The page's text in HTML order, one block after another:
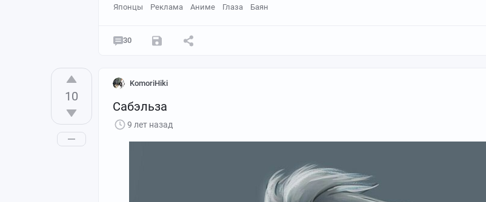
Японцы Реклама Аниме Глаза Баян
30
10
KomoriHiki
Сабэльза
9 лет назад